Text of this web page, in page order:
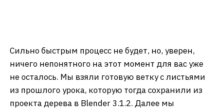
Сильно быстрым процесс не будет, но, уверен,
ничего непонятного на этот момент для вас уже
не осталось. Мы взяли готовую ветку с листьями
из прошлого урока, которую тогда сохранили из
проекта дерева в Blender 3.1.2. Далее мы